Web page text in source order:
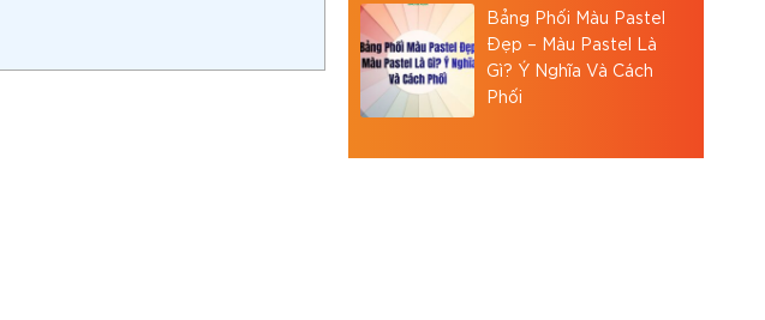
Bảng Phối Màu Pastel
Đẹp – Màu Pastel Là
Gì? Ý Nghĩa Và Cách
Phối